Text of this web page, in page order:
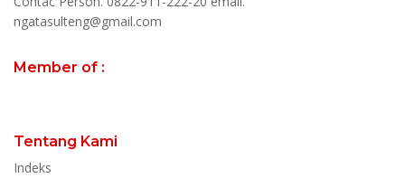
ngatasulteng@gmail.com
Member of :
Tentang Kami
Indeks